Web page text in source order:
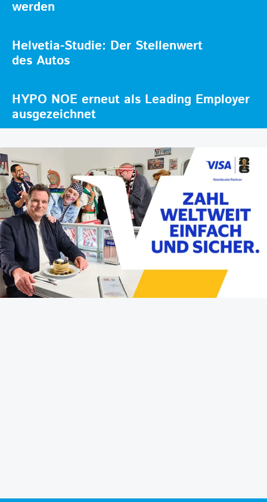
werden
Helvetia-Studie: Der Stellenwert
des Autos
HYPO NOE erneut als Leading Employer
ausgezeichnet